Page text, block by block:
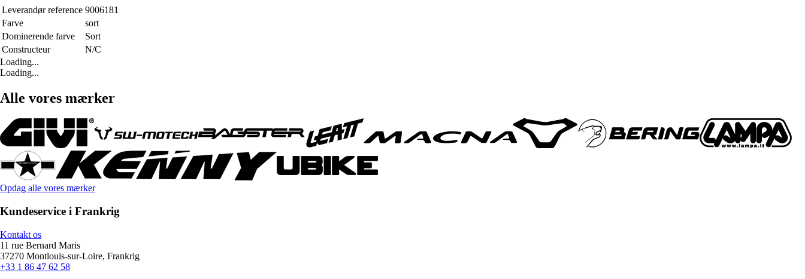
Leverandør reference 9006181
Farve
sort
Dominerende farve
Sort
Constructeur
N/C
Loading...
Loading...
Alle vores mærker
Opdag alle vores mærker
Kundeservice i Frankrig
Kontakt os
11 rue Bernard Maris
37270 Montlouis-sur-Loire, Frankrig
+33 1 86 47 62 58